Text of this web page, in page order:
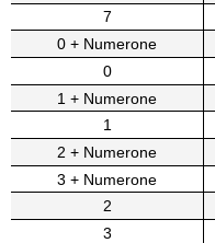
7
0 + Numerone
0
1 + Numerone
1
2 + Numerone
3 + Numerone
2
3